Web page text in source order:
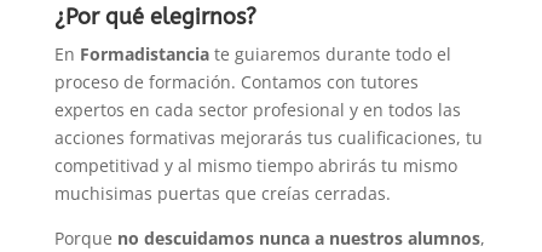
¿Por qué elegirnos?
En Formadistanciate guiaremos durante todo el
proceso de formación. Contamos con tutores
expertos en cada sector profesional y en todos las
acciones formativas mejorarás tus cualificaciones, tu
competitivad y al mismo tiempo abrirás tu mismo
muchisimas puertas que creías cerradas.
Porque no descuidamos nunca a nuestros alumnos,